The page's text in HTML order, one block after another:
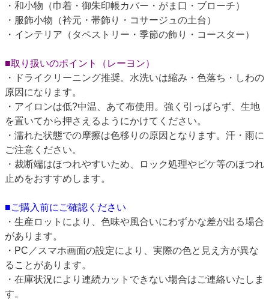
・和小物（巾着・御朱印帳カバー・がま口・ブローチ）
・服飾小物（衿元・帯飾り・コサージュの土台）
・インテリア（タペストリー・季節の飾り・コースター）
■取り扱いのポイント（レーヨン）
・ドライクリーニング推奨。水洗いは縮み・色落ち・しわの
原因になります。
・アイロンは低?中温、あて布使用。強く引っぱらず、生地
を置いてから押さえるようにかけてください。
・濡れた状態での摩擦は色移りの原因となります。汗・雨に
ご注意ください。
・裁断端はほつれやすいため、ロック処理やピケ等のほつれ
止めをおすすめします。
■ご購入前にご確認ください
・生産ロットにより、色味や風合いにわずかな差が出る場合
があります。
・PC／スマホ画面の設定により、実際の色と見え方が異な
ることがあります。
・在庫状況により連続カットできない場合はご連絡いたしま
す。